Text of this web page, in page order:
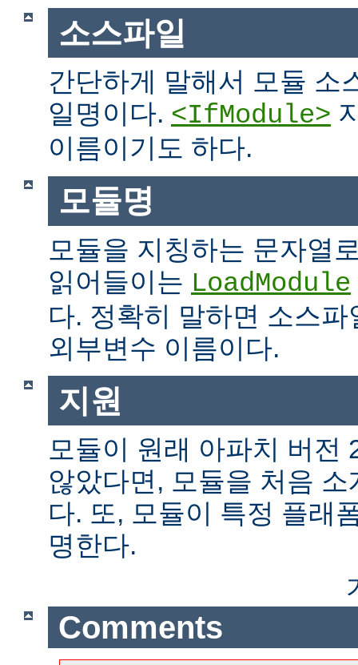
소스파일
간단하게 말해서 모듈 소
일명이다. <IfModule>
이름이기도 하다.
모듈명
모듈을 지칭하는 문자열
읽어들이는 LoadModule
다. 정확히 말하면 소스
외부변수 이름이다.
지원
모듈이 원래 아파치 버전
않았다면, 모듈을 처음
다. 또, 모듈이 특정 플래
명한다.
Comments